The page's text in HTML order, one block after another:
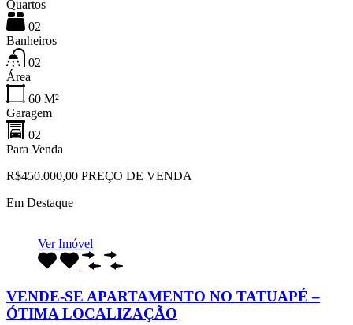
Quartos
02
Banheiros
02
Área
60 M²
Garagem
02
Para Venda
R$450.000,00 PREÇO DE VENDA
Em Destaque
Ver Imóvel
VENDE-SE APARTAMENTO NO TATUAPÉ –
ÓTIMA LOCALIZAÇÃO